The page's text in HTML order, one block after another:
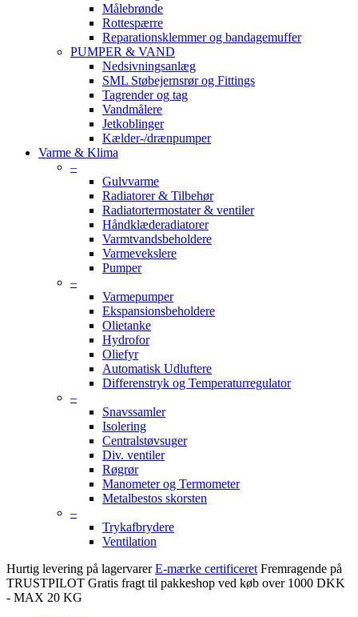
Målebrønde
Rottespærre
Reparationsklemmer og bandagemuffer
PUMPER & VAND
Nedsivningsanlæg
SML Støbejernsrør og Fittings
Tagrender og tag
Vandmålere
Jetkoblinger
Kælder-/drænpumper
Varme & Klima
–
Gulvvarme
Radiatorer & Tilbehør
Radiatortermostater & ventiler
Håndklæderadiatorer
Varmtvandsbeholdere
Varmevekslere
Pumper
–
Varmepumper
Ekspansionsbeholdere
Olietanke
Hydrofor
Oliefyr
Automatisk Udluftere
Differenstryk og Temperaturregulator
–
Snavssamler
Isolering
Centralstøvsuger
Div. ventiler
Røgrør
Manometer og Termometer
Metalbestos skorsten
–
Trykafbrydere
Ventilation
Hurtig levering på lagervarer E-mærke certificeret Fremragende på
TRUSTPILOT Gratis fragt til pakkeshop ved køb over 1000 DKK
- MAX 20 KG